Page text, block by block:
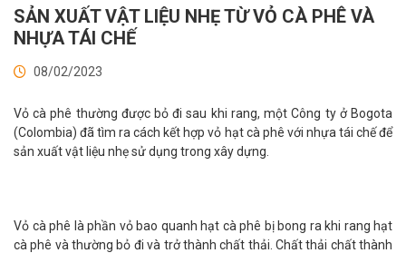
SẢN XUẤT VẬT LIỆU NHẸ TỪ VỎ CÀ PHÊ VÀ
NHỰA TÁI CHẾ
08/02/2023
Vỏ cà phê thường được bỏ đi sau khi rang, một Công ty ở Bogota
(Colombia) đã tìm ra cách kết hợp vỏ hạt cà phê với nhựa tái chế để
sản xuất vật liệu nhẹ sử dụng trong xây dựng.
Vỏ cà phê là phần vỏ bao quanh hạt cà phê bị bong ra khi rang hạt
cà phê và thường bỏ đi và trở thành chất thải. Chất thải chất thành